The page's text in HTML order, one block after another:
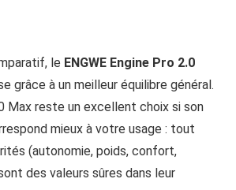
le ENGWE Engine Pro 2.0
grâce à un meilleur équilibre général.
Max reste un excellent choix si son
mieux à votre usage : tout
(autonomie, poids, confort,
des valeurs sûres dans leur